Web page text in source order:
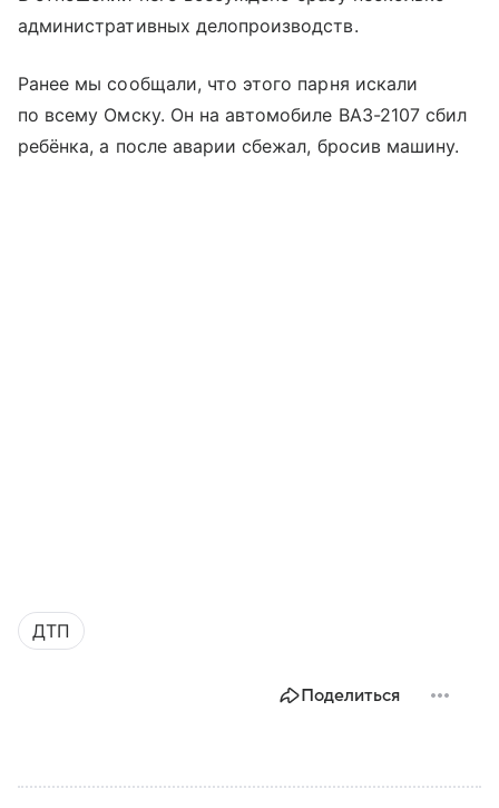
административных делопроизводств.
Ранее мы сообщали, что этого парня искали
по всему Омску. Он на автомобиле ВАЗ-2107 сбил
ребёнка, а после аварии сбежал, бросив машину.
ДТП
Поделиться